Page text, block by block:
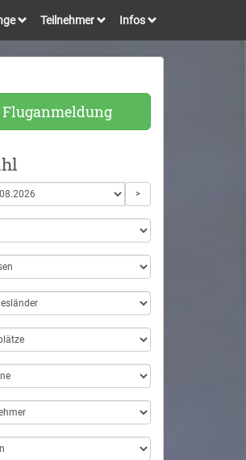
Teilnehmer Infos
>